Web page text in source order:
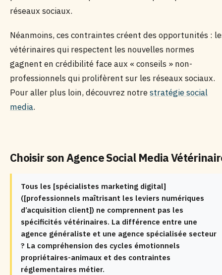
réseaux sociaux.
Néanmoins, ces contraintes créent des opportunités :
vétérinaires qui respectent les nouvelles normes
gagnent en crédibilité face aux « conseils » non-
professionnels qui prolifèrent sur les réseaux sociaux.
Pour aller plus loin, découvrez notrestratégie social
media.
Choisir son Agence Social Media
Tous les [spécialistes marketing digital]
([professionnels maîtrisant les leviers numériques
d’acquisition client]) ne comprennent pas les
spécificités vétérinaires. La différence entre une
agence généraliste et une agence spécialisée secteur
? La compréhension des cycles émotionnels
propriétaires-animaux et des contraintes
réglementaires métier.